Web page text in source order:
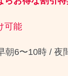
可能
朝6〜10時 / 夜